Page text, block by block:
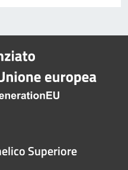
Superiore